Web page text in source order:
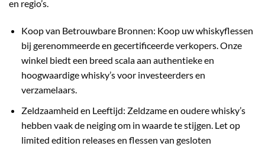
en regio’s.
Koop van Betrouwbare Bronnen: Koop uw whiskyflessen
bij gerenommeerde en gecertificeerde verkopers. Onze
winkel biedt een breed scala aan authentieke en
hoogwaardige whisky’s voor investeerders en
verzamelaars.
Zeldzaamheid en Leeftijd: Zeldzame en oudere whisky’s
hebben vaak de neiging om in waarde te stijgen. Let op
limited edition releases en flessen van gesloten